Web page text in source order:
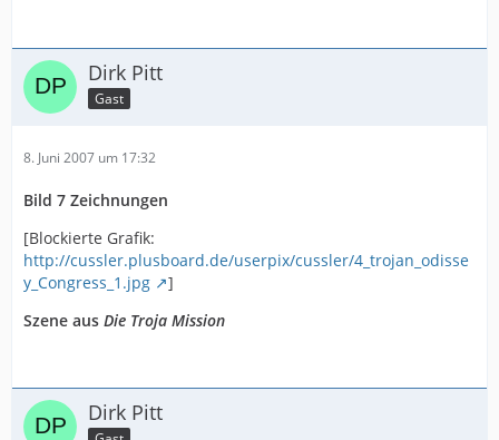
Dirk Pitt
Gast
8. Juni 2007 um 17:32
Bild 7 Zeichnungen
[Blockierte Grafik:
http://cussler.plusboard.de/userpix/cussler/4_trojan_odisse
y_Congress_1.jpg
]
Szene aus Die Troja Mission
Dirk Pitt